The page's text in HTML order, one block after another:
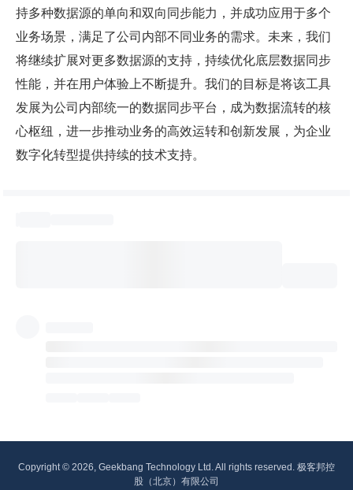
持多种数据源的单向和双向同步能力，并成功应用于多个
业务场景，满足了公司内部不同业务的需求。未来，我们
将继续扩展对更多数据源的支持，持续优化底层数据同步
性能，并在用户体验上不断提升。我们的目标是将该工具
发展为公司内部统一的数据同步平台，成为数据流转的核
心枢纽，进一步推动业务的高效运转和创新发展，为企业
数字化转型提供持续的技术支持。
Copyright © 2026, Geekbang Technology Ltd. All rights reserved. 极客邦控
股（北京）有限公司